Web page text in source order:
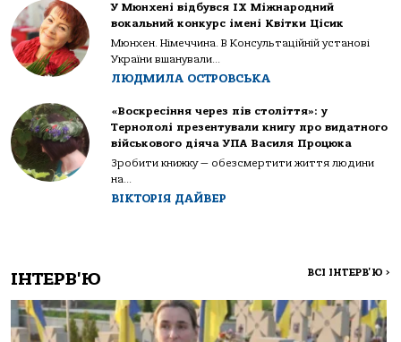
У Мюнхені відбувся IX Міжнародний
вокальний конкурс імені Квітки Цісик
Мюнхен. Німеччина. В Консультаційній установі
України вшанували...
ЛЮДМИЛА ОСТРОВСЬКА
«Воскресіння через пів століття»: у
Тернополі презентували книгу про видатного
військового діяча УПА Василя Процюка
Зробити книжку — обезсмертити життя людини
на...
ВІКТОРІЯ ДАЙВЕР
ІНТЕРВ'Ю ВСІ ІНТЕРВ'Ю >